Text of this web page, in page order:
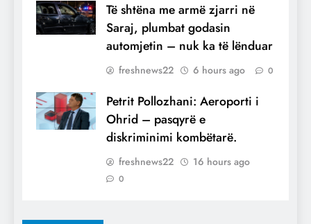
Të shtëna me armë zjarri në
Saraj, plumbat godasin
automjetin – nuk ka të lënduar
freshnews22 6 hours ago 0
Petrit Pollozhani: Aeroporti i
Ohrid – pasqyrë e
diskriminimi kombëtarë.
freshnews22 16 hours ago
0